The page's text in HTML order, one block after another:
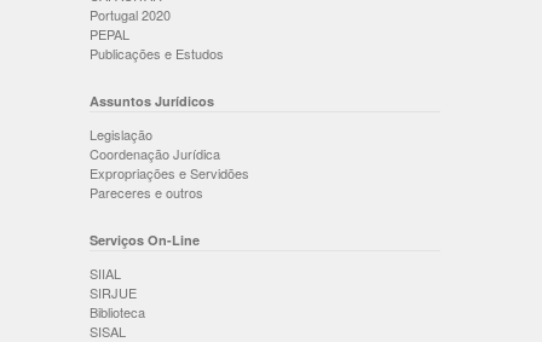
Portugal 2020
PEPAL
Publicações e Estudos
Assuntos Jurídicos
Legislação
Coordenação Jurídica
Expropriações e Servidões
Pareceres e outros
Serviços On-Line
SIIAL
SIRJUE
Biblioteca
SISAL